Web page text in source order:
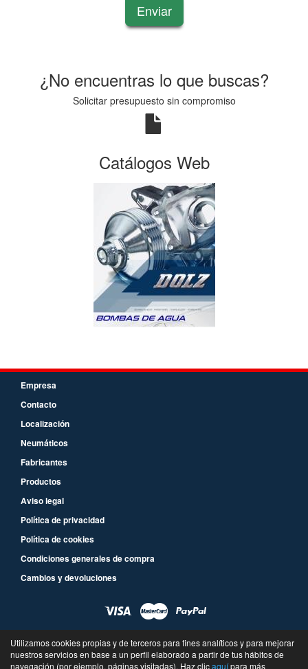
Enviar
¿No encuentras lo que buscas?
Solicitar presupuesto sin compromiso
Catálogos Web
Empresa
Contacto
Localización
Neumáticos
Fabricantes
Productos
Aviso legal
Política de privacidad
Política de cookies
Condiciones generales de compra
Cambios y devoluciones
Utilizamos cookies propias y de terceros para fines analíticos y para mejorar
nuestros servicios en base a un perfil elaborado a partir de tus hábitos de
navegación (por ejemplo, páginas visitadas). Haz clicaquípara más